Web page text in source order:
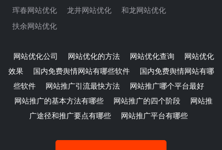
珲春网站优化
龙井网站优化
和龙网站优化
扶余网站优化
网站优化公司 网站优化的方法 网站优化查询
网站优化
效果
国内免费舆情网站有哪些软件
国内免费舆情网站有哪
些软件
网站推广引流最快方法
网站推广哪个平台最好
网站推广的基本方法有哪些
网站推广的四个阶段
网站推
广途径和推广要点有哪些
网站推广平台有哪些